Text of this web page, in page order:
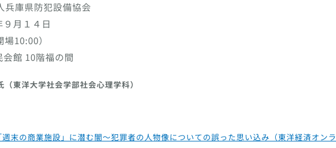
庫県防犯設備協会
月１４日
10:00）
館 10階福の間
東洋大学社会学部社会心理学科）
末の商業施設」に潜む闇〜犯罪者の人物像についての誤った思い込み（東洋経済オンラ